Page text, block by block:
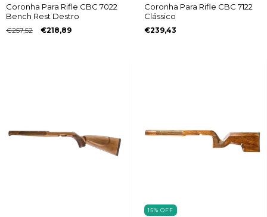
Coronha Para Rifle CBC 7022
Bench Rest Destro
€257,52 €218,89
Coronha Para Rifle CBC 7122
Clássico
€239,43
15% OFF